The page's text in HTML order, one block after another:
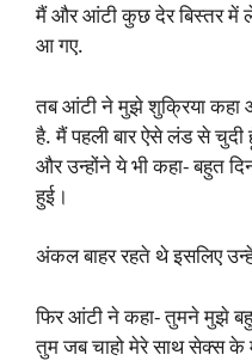
मैं और आंटी कुछ देर बिस्तर
आ गए.
तब आंटी ने मुझे शुक्रिया कहा
है. मैं पहली बार ऐसे लंड से चुदी
और उन्होंने ये भी कहा- बहुत
हुई।
अंकल बाहर रहते थे इसलिए
फिर आंटी ने कहा- तुमने मुझे
तुम जब चाहो मेरे साथ सेक्स